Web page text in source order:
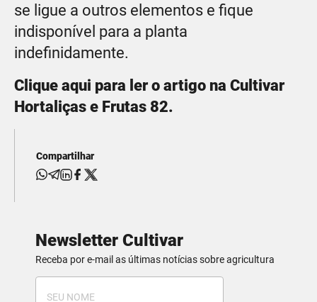
se ligue a outros elementos e fique
indisponível para a planta
indefinidamente.
Clique aqui para ler o artigo na Cultivar
Hortaliças e Frutas 82.
Compartilhar
Newsletter Cultivar
Receba por e-mail as últimas notícias sobre agricultura